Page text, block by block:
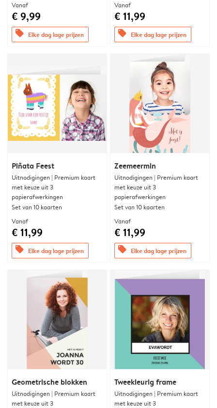
Vanaf
€ 9,99
offers Elke dag lage prijzen
Vanaf
€ 11,99
offers Elke dag lage prijzen
Piñata Feest
Uitnodigingen | Premium kaart
met keuze uit 3
papierafwerkingen
Set van 10 kaarten
Vanaf
€ 11,99
offers Elke dag lage prijzen
Zeemeermin
Uitnodigingen | Premium kaart
met keuze uit 3
papierafwerkingen
Set van 10 kaarten
Vanaf
€ 11,99
offers Elke dag lage prijzen
Geometrische blokken
Uitnodigingen | Premium kaart
met keuze uit 3
Tweekleurig frame
Uitnodigingen | Premium kaart
met keuze uit 3